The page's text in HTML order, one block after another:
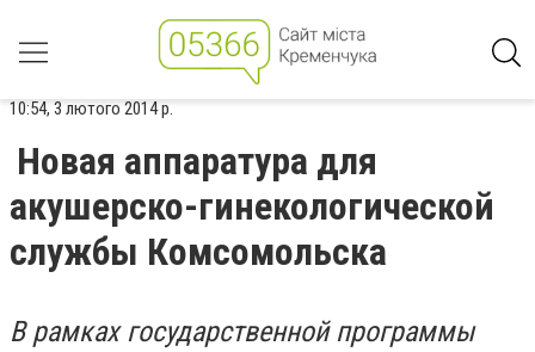
10:54, 3 лютого 2014 р.
Новая аппаратура для
акушерско-гинекологической
службы Комсомольска
В рамках государственной программы